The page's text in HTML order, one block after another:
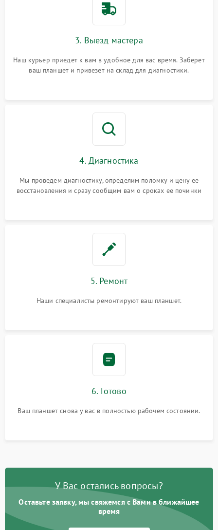
3. Выезд мастера
Наш курьер приедет к вам в удобное для вас время. Заберет
ваш планшет и привезет на склад для диагностики.
4. Диагностика
Мы проведем диагностику, определим поломку и цену ее
восстановления и сразу сообщим вам о сроках ее починки
5. Ремонт
Наши специалисты ремонтируют ваш планшет.
6. Готово
Ваш планшет снова у вас в полностью рабочем состоянии.
У Вас остались вопросы?
Оставьте заявку, мы свяжемся с Вами в ближайшее
время